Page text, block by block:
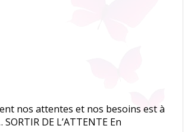
nos attentes et nos besoins est à
DE L’ATTENTE En